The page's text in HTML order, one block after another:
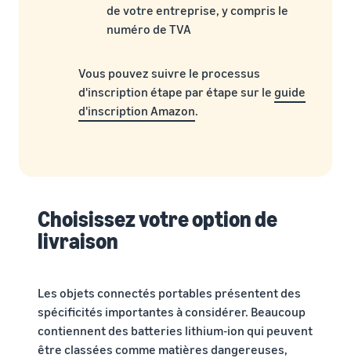
de votre entreprise, y compris le
numéro de TVA
Vous pouvez suivre le processus
d'inscription étape par étape sur le guide
d'inscription Amazon.
Choisissez votre option de
livraison
Les objets connectés portables présentent des
spécificités importantes à considérer. Beaucoup
contiennent des batteries lithium-ion qui peuvent
être classées comme matières dangereuses,